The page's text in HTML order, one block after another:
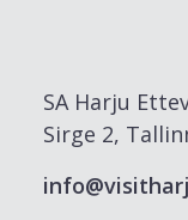
SA Harju
Sirge 2,